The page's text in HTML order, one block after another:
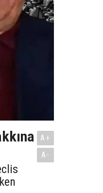
A+
A-